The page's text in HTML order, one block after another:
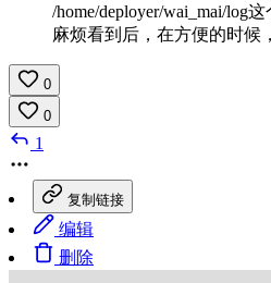
/home/deployer/wai_mai/log
麻烦看到后，在方便的时候
0
0
1
复制链接
编辑
删除